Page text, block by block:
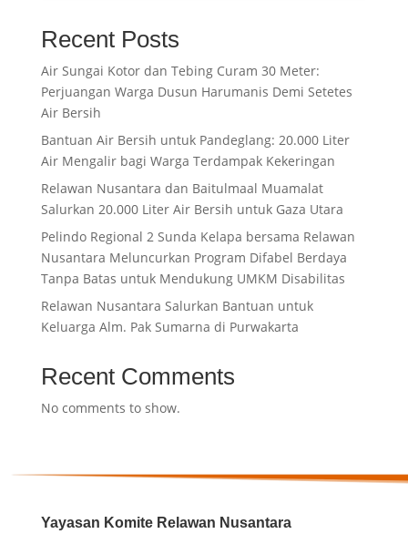
Recent Posts
Air Sungai Kotor dan Tebing Curam 30 Meter:
Perjuangan Warga Dusun Harumanis Demi Setetes
Air Bersih
Bantuan Air Bersih untuk Pandeglang: 20.000 Liter
Air Mengalir bagi Warga Terdampak Kekeringan
Relawan Nusantara dan Baitulmaal Muamalat
Salurkan 20.000 Liter Air Bersih untuk Gaza Utara
Pelindo Regional 2 Sunda Kelapa bersama Relawan
Nusantara Meluncurkan Program Difabel Berdaya
Tanpa Batas untuk Mendukung UMKM Disabilitas
Relawan Nusantara Salurkan Bantuan untuk
Keluarga Alm. Pak Sumarna di Purwakarta
Recent Comments
No comments to show.
Yayasan Komite Relawan Nusantara